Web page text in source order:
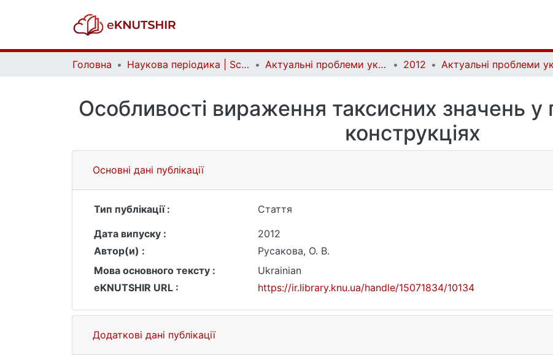
Головна Наукова періодика | Scientific periodicals Актуальні проблеми української лінгвістики: теорія і практика | Current issues of Ukrainian linguistics: theory and practice 2012
Особливості вираження таксисних значень у
конструкціях
Основні дані публікації
Тип публікації :
Стаття
Дата випуску :
2012
Автор(и) :
Русакова, О. В.
Мова основного тексту :
Ukrainian
eKNUTSHIR URL :
https://ir.library.knu.ua/handle/15071834/10134
Додаткові дані публікації